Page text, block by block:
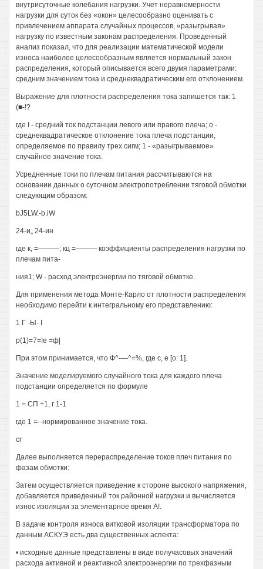
внутрисуточные колебания нагрузки. Учет неравномерности
нагрузки для суток без «окон» целесообразно оценивать с
привлечением аппарата случайных процессов, «разыгрывая»
нагрузку по известным законам распределения. Проведенный
анализ показал, что для реализации математической модели
износа наиболее целесообразным является нормальный закон
распределения, который описывается всего двумя параметрами:
средним значением тока и среднеквадратическим его отклонением.
Выражение для плотности распределения тока запишется так: 1
(■-!?
где I - средний ток подстанции левого или правого плеча; о -
среднеквадратическое отклонение тока плеча подстанции,
определяемое по правилу трех сигм; 1 - «разыгрываемое»
случайное значение тока.
Усредненные токи по плечам питания рассчитываются на
основании данных о суточном электропотреблении тяговой обмотки
следующим образом:
bJ5LW.-b.iW
24-и„ 24-ин
где к, =———; кц =——— коэффициенты распределения нагрузки по
плечам пита-
ния1; W - расход электроэнергии по тяговой обмотке.
Для применения метода Монте-Карло от плотности распределения
необходимо перейти к интегральному его представлению:
1 Г -Ы- I
р(1)=7=!е =ф|
При этом принимается, что Ф^-—^=%, где с, е [о: 1].
Значение моделируемого случайного тока для каждого плеча
подстанции определяется по формуле
1 = СП +1, г 1-1
где 1 =--нормированное значение тока.
сг
Далее выполняется перераспределение токов плеч питания по
фазам обмотки:
Затем осуществляется приведение к стороне высокого напряжения,
добавляется приведенный ток районной нагрузки и вычисляется
износ изоляции за элементарное время А!.
В задаче контроля износа витковой изоляции трансформатора по
данным АСКУЭ есть два существенных аспекта:
• исходные данные представлены в виде получасовых значений
расхода активной и реактивной электроэнергии по трехфазным